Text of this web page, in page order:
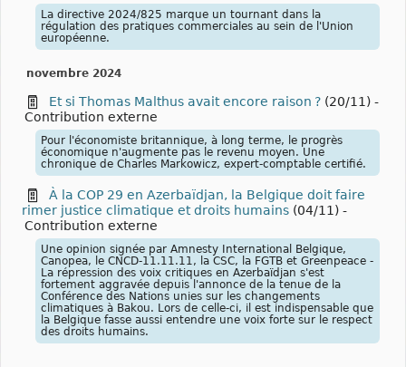
La directive 2024/825 marque un tournant dans la
régulation des pratiques commerciales au sein de l'Union
européenne.
novembre 2024
Et si Thomas Malthus avait encore raison ? (20/11) -
Contribution externe
Pour l'économiste britannique, à long terme, le progrès
économique n'augmente pas le revenu moyen. Une
chronique de Charles Markowicz, expert-comptable certifié.
À la COP 29 en Azerbaïdjan, la Belgique doit faire
rimer justice climatique et droits humains (04/11) -
Contribution externe
Une opinion signée par Amnesty International Belgique,
Canopea, le CNCD-11.11.11, la CSC, la FGTB et Greenpeace -
La répression des voix critiques en Azerbaïdjan s'est
fortement aggravée depuis l'annonce de la tenue de la
Conférence des Nations unies sur les changements
climatiques à Bakou. Lors de celle-ci, il est indispensable que
la Belgique fasse aussi entendre une voix forte sur le respect
des droits humains.